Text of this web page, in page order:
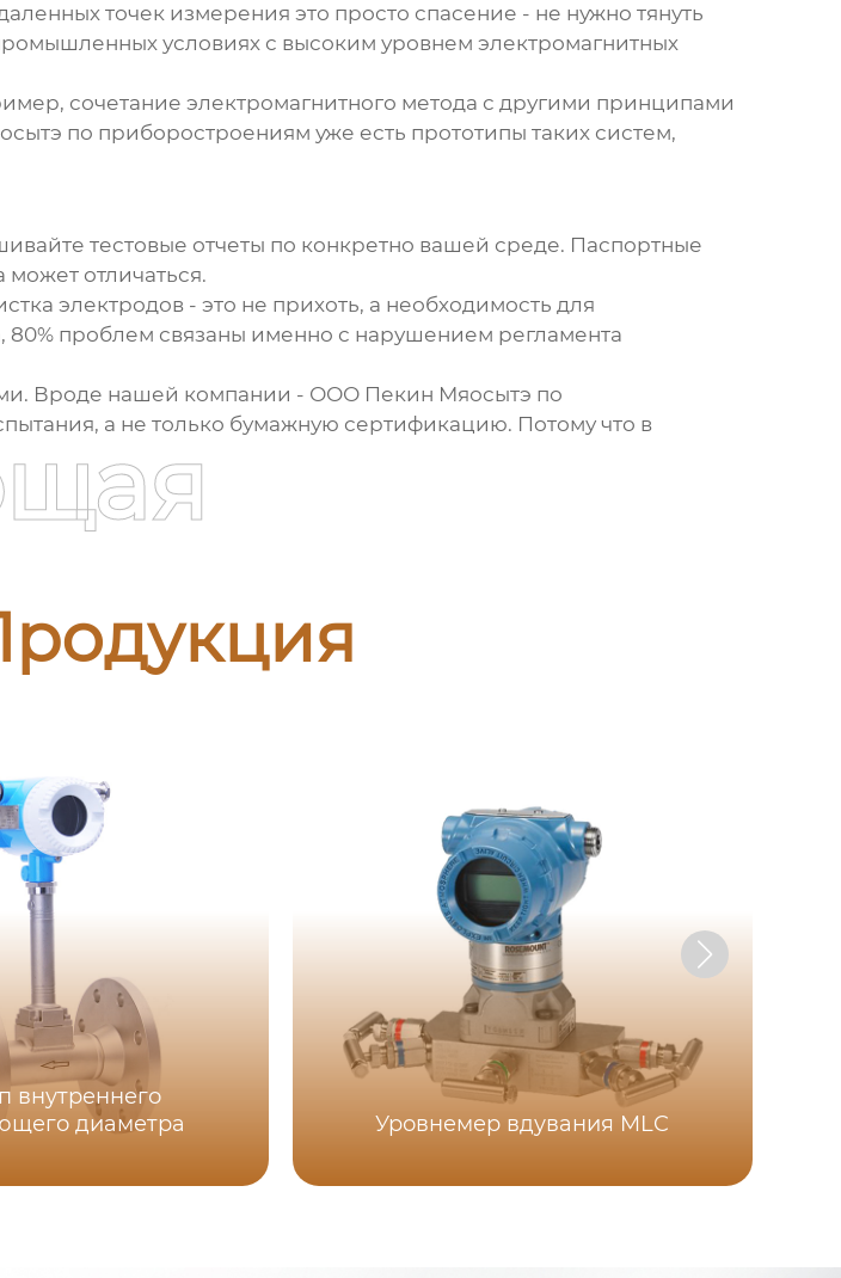
точек измерения это просто спасение - не нужно тянуть
условиях с высоким уровнем электромагнитных
сочетание электромагнитного метода с другими принципами
по приборостроениям уже есть прототипы таких систем,
тестовые отчеты по конкретно вашей среде. Паспортные
отличаться.
электродов - это не прихоть, а необходимость для
80% проблем связаны именно с нарушением регламента
Вроде нашей компании - ООО Пекин Мяосытэ по
а не только бумажную сертификацию. Потому что в
внутреннего
диаметра
Уровнемер вдувания MLC